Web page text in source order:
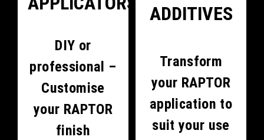
DIY or
professional –
Customise
your RAPTOR
finish
ADDITIVES
Transform
your RAPTOR
application to
suit your use